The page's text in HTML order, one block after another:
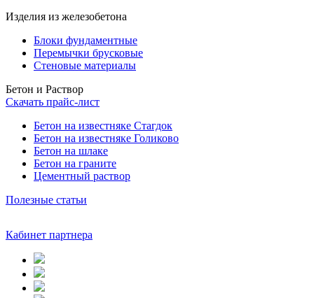
Изделия из железобетона
Блоки фундаментные
Перемычки брусковые
Стеновые материалы
Бетон и Раствор
Скачать прайс-лист
Бетон на известняке Стагдок
Бетон на известняке Голиково
Бетон на шлаке
Бетон на граните
Цементный раствор
Полезные статьи
Кабинет партнера